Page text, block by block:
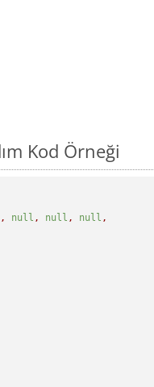
Kod Örneği
, null , null , null ,